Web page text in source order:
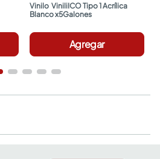
Vinilo  ViniliICO Tipo 1 Acrílica
Blanco x5Galones
Agregar